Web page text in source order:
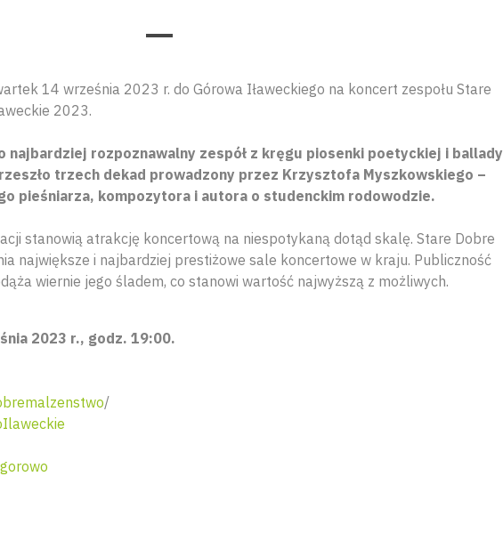
14 września 2023 r. do Górowa Iławeckiego na koncert zespołu Stare
2023.
najbardziej rozpoznawalny zespół z kręgu piosenki poetyckiej i ballady
trzech dekad prowadzony przez Krzysztofa Myszkowskiego –
pieśniarza, kompozytora i autora o studenckim rodowodzie.
stanowią atrakcję koncertową na niespotykaną dotąd skalę. Stare Dobre
największe i najbardziej prestiżowe sale koncertowe w kraju. Publiczność
wiernie jego śladem, co stanowi wartość najwyższą z możliwych.
2023 r., godz. 19:00.
/